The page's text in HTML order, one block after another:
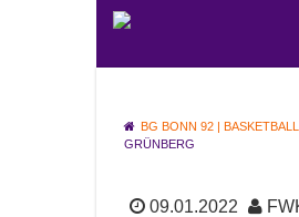
BG BONN 92 |
GRÜNBERG
09.01.2022